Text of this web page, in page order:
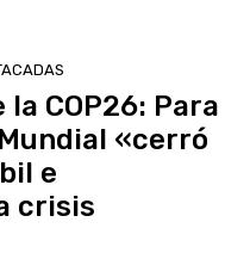
COP26: Para
«cerró
e
crisis